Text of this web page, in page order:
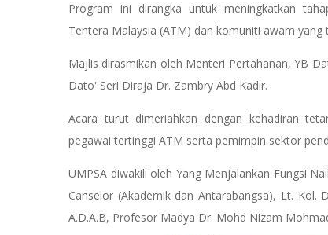
Program ini dirangka untuk meningkatkan
Tentera Malaysia (ATM) dan komuniti awam yang
Majlis dirasmikan oleh Menteri Pertahanan, YB
Dato' Seri Diraja Dr. Zambry Abd Kadir.
Acara turut dimeriahkan dengan kehadiran
pegawai tertinggi ATM serta pemimpin sektor
UMPSA diwakili oleh Yang Menjalankan Fungsi
Canselor (Akademik dan Antarabangsa), Lt. Kol.
A.D.A.B, Profesor Madya Dr. Mohd Nizam